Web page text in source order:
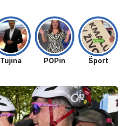
Tujina POPin Šport